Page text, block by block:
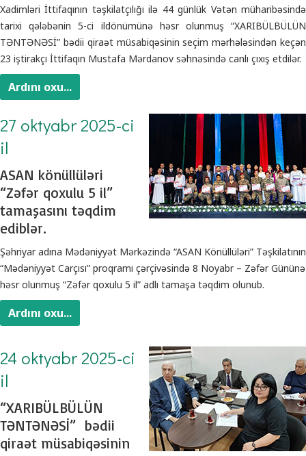
Xadimləri İttifaqının təşkilatçılığı ilə 44 günlük Vətən müharibəsində
tarixi qələbənin 5-ci ildönümünə həsr olunmuş “XARIBÜLBÜLÜN
TƏNTƏNƏSİ” bədii qiraət müsabiqəsinin seçim mərhələsindən keçən
23 iştirakçı İttifaqın Mustafa Mərdanov səhnəsində canlı çıxış etdilər.
Ardını oxu...
27 oktyabr 2025-ci
il
ASAN könüllüləri
“Zəfər qoxulu 5 il”
tamaşasını təqdim
ediblər.
Şəhriyar adına Mədəniyyət Mərkəzində “ASAN Könüllüləri” Təşkilatının
“Mədəniyyət Carçısı” proqramı çərçivəsində 8 Noyabr – Zəfər Gününə
həsr olunmuş “Zəfər qoxulu 5 il” adlı tamaşa təqdim olunub.
Ardını oxu...
24 oktyabr 2025-ci
il
“XARIBÜLBÜLÜN
TƏNTƏNƏSİ” bədii
qiraət müsabiqəsinin